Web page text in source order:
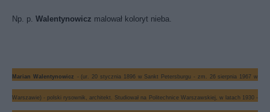
Np. p. Walentynowicz malował koloryt nieba.
Marian Walentynowicz - (ur. 20 stycznia 1896 w Sankt Petersburgu - zm. 26 sierpnia 1967 w
Warszawie) - polski rysownik, architekt. Studiował na Politechnice Warszawskiej, w latach 1930 -